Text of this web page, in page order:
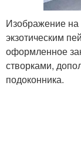
Изображение
экзотическим
оформленное
створками,
подоконника.